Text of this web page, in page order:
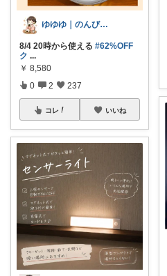
ゆゆゆ｜のんびり暮らしと外あそび
8/4 20時から使える #62%OFF
ク ...
￥ 8,580
0 2 237
コレ いいね